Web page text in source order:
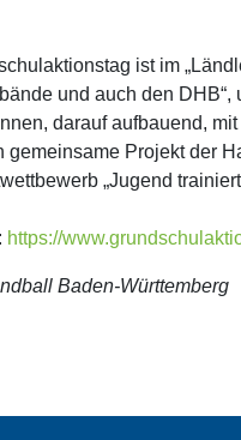
ist im
und auch den
darauf aufbauend,
gemeinsame Projekt der
„Jugend
https://
Baden-Württemberg